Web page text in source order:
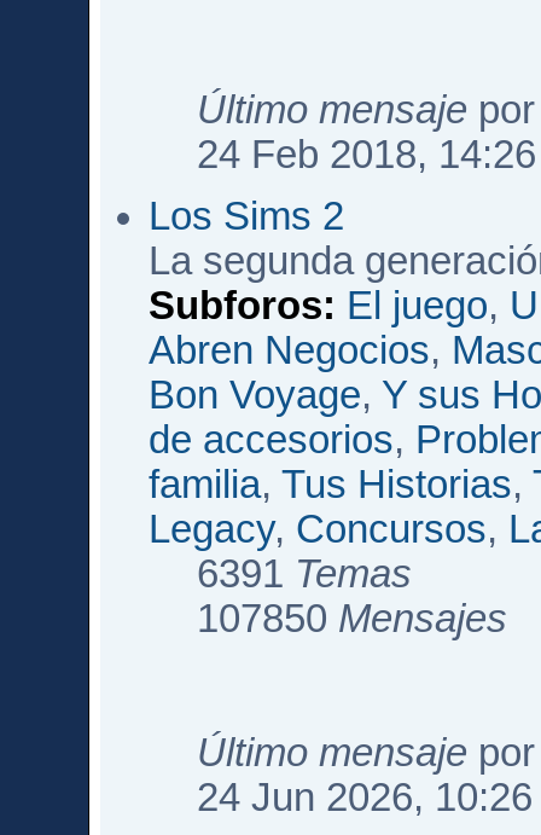
Último mensaje
24 Feb 2018, 14:26
Los Sims 2
La segunda
Subforos: El juego,
Abren Negocios,
Bon Voyage, Y sus
de accesorios,
familia,Tus Historias,
Legacy, Concursos,
6391 Temas
107850 Mensajes
Último mensaje
24 Jun 2026, 10:26